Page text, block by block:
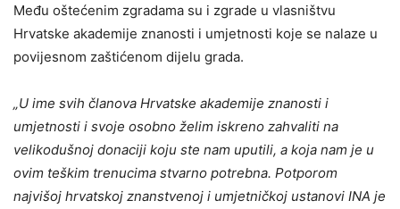
Među oštećenim zgradama su i zgrade u vlasništvu
Hrvatske akademije znanosti i umjetnosti koje se nalaze u
povijesnom zaštićenom dijelu grada.
„U ime svih članova Hrvatske akademije znanosti i
umjetnosti i svoje osobno želim iskreno zahvaliti na
velikodušnoj donaciji koju ste nam uputili, a koja nam je u
ovim teškim trenucima stvarno potrebna. Potporom
najvišoj hrvatskoj znanstvenoj i umjetničkoj ustanovi INA je